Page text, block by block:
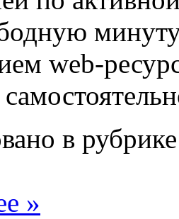
web-
в
»